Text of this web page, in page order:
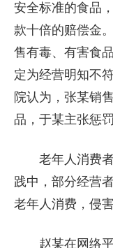
安全标准的食品
款十倍的赔偿金
售有毒、有害食
定为经营明知不
院认为，张某销
品，于某主张惩
老年人消费者
践中，部分经营
老年人消费，侵
赵某在网络平